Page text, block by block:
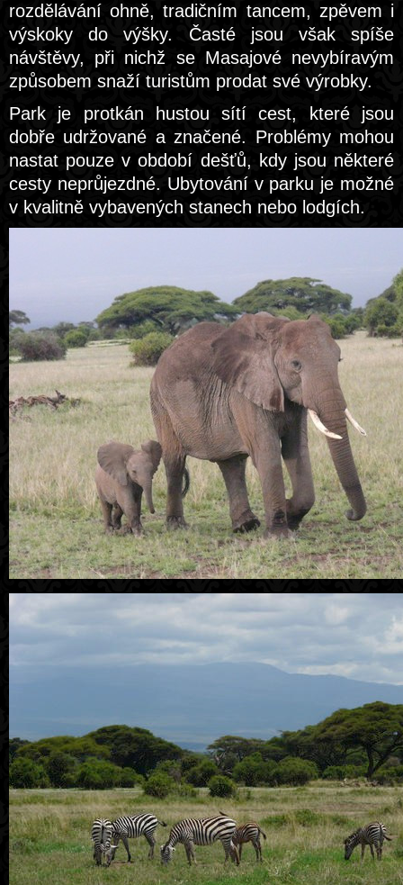
rozdělávání ohně, tradičním tancem, zpěvem i
výskoky do výšky. Časté jsou však spíše
návštěvy, při nichž se Masajové nevybíravým
způsobem snaží turistům prodat své výrobky.
Park je protkán hustou sítí cest, které jsou
dobře udržované a značené. Problémy mohou
nastat pouze v období dešťů, kdy jsou některé
cesty neprůjezdné. Ubytování v parku je možné
v kvalitně vybavených stanech nebo lodgích.